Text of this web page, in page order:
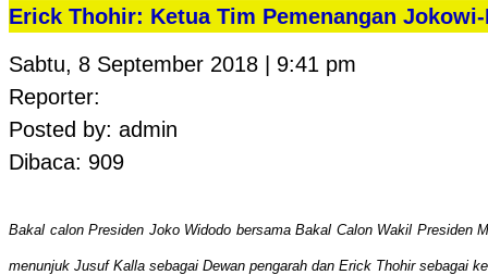
Erick Thohir: Ketua Tim Pemenangan
Sabtu, 8 September 2018 | 9:41 pm
Reporter:
Posted by: admin
Dibaca: 909
Bakal calon Presiden Joko Widodo bersama Bakal Calon Wakil Presiden
menunjuk Jusuf Kalla sebagai Dewan pengarah dan Erick Thohir sebagai